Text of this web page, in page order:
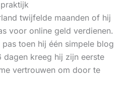
twijfelde maanden of hij
voor online geld verdienen.
toen hij één simpele blog
dagen kreeg hij zijn eerste
vertrouwen om door te